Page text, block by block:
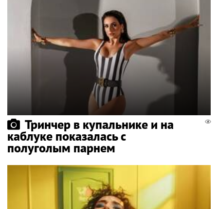
Тринчер в купальнике и на
каблуке показалась с
полуголым парнем